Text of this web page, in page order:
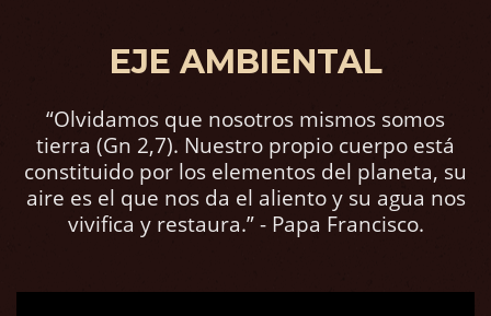
EJE AMBIENTAL
“Olvidamos que nosotros mismos somos
tierra (Gn 2,7). Nuestro propio cuerpo está
constituido por los elementos del planeta, su
aire es el que nos da el aliento y su agua nos
vivifica y restaura.” - Papa Francisco.